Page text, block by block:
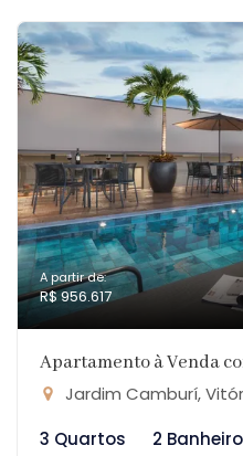
A partir de:
R$ 956.617
Apartamento à Venda
Jardim Camburí,
3 Quartos
2